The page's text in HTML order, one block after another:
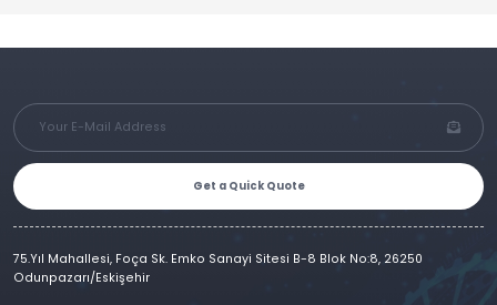
Get a Quick Quote
75.Yıl Mahallesi, Foça Sk. Emko Sanayi Sitesi B-8 Blok No:8, 26250
Odunpazarı/Eskişehir